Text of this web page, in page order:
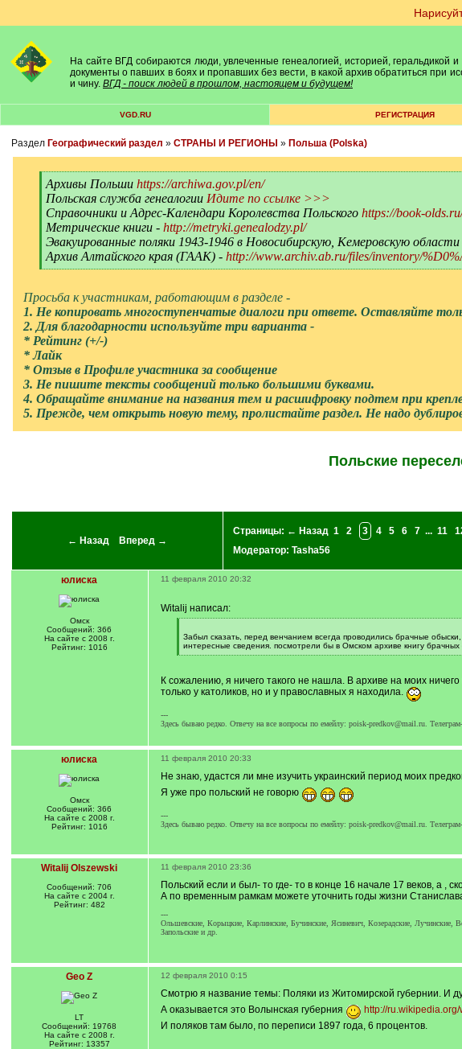
На сайте ВГД собираются люди, увлеченные генеалогией, историей, геральдикой
документы о павших в боях и пропавших без вести, в какой архив обратиться при
и чину. ВГД - поиск людей в прошлом, настоящем и будущем!
VGD.RU РЕГИСТРАЦИЯ
Раздел Географический раздел » СТРАНЫ И РЕГИОНЫ » Польша (Polska)
q
]
Архивы Польши https://archiwa.gov.pl/en/
Польская служба генеалогии Идите по ссылке >>>
Справочники и Адрес-Календари Королевства Польского https://book-
Метрические книги - http://metryki.genealodzy.pl/
Эвакуированные поляки 1943-1946 в Новосибирскую, Кемеровскую
Архив Алтайского края (ГААК) - http://www.archiv.ab.ru/files/inventory/
[
]
Просьба к участникам, работающим в разделе -
1. Не копировать многоступенчатые диалоги при ответе. Оставляйте
2. Для благодарности используйте три варианта -
* Рейтинг (+/-)
* Лайк
* Отзыв в Профиле участника за сообщение
3. Не пишите тексты сообщений только большими буквами.
4. Обращайте внимание на названия тем и расшифровку подтем при
5. Прежде, чем открыть новую тему, пролистайте раздел. Не надо
Польские
← Назад Вперед →
Страницы: ← Назад 1 2 3 4 5 6 7 ... 11
Модератор: Tasha56
юлиска
Омск
Сообщений: 366
На сайте с 2008 г.
Рейтинг: 1016
11 февраля 2010 20:32
Witalij написал:
q
]
Забыл сказать, перед венчанием всегда проводились брачные
интересные сведения. посмотрели бы в Омском архиве книгу
[
]
К сожалению, я ничего такого не нашла. В архиве на моих
только у католиков, но и у православных я находила.
---
Здесь бываю редко. Отвечу на все вопросы по емейлу: poisk-predkov@mail.ru.
юлиска
Омск
Сообщений: 366
На сайте с 2008 г.
Рейтинг: 1016
11 февраля 2010 20:33
Не знаю, удастся ли мне изучить украинский период моих
Я уже про польский не говорю
---
Здесь бываю редко. Отвечу на все вопросы по емейлу: poisk-predkov@mail.ru.
Witalij Olszewski
Сообщений: 706
На сайте с 2004 г.
Рейтинг: 482
11 февраля 2010 23:36
Польский если и был- то где- то в конце 16 начале 17 веков, а ,
А по временным рамкам можете уточнить годы жизни
---
Ольшевские, Корыцкие, Карлинские, Бучинские, Ясиневич, Козерадские, Лучинские,
Запольские и др.
Geo Z
LT
Сообщений: 19768
На сайте с 2008 г.
Рейтинг: 13357
12 февраля 2010 0:15
Смотрю я название темы: Поляки из Житомирской губернии. И
А оказывается это Волынская губерния
http://
И поляков там было, по переписи 1897 года, 6 процентов.